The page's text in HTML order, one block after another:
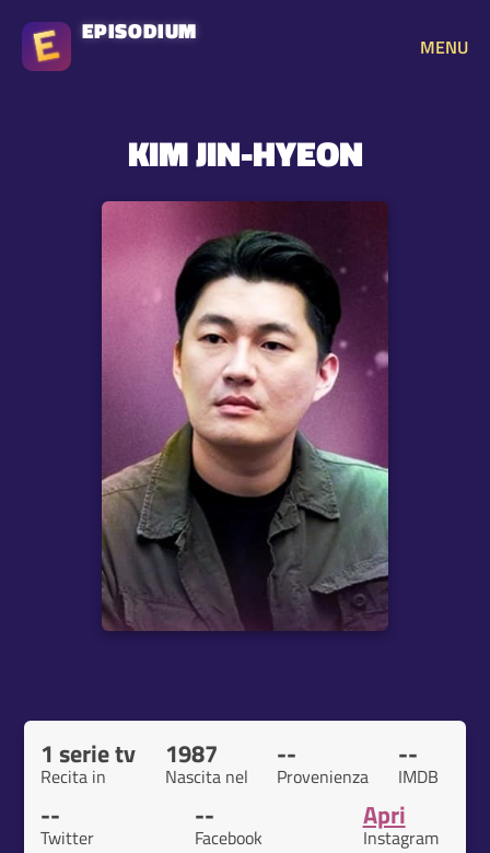
EPISODIUM
MENU
KIM JIN-HYEON
1 serie tv
Recita in
1987
Nascita nel
--
Provenienza
--
IMDB
--
Twitter
--
Facebook
Apri
Instagram